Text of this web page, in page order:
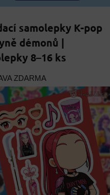
samolepky K-pop
démonů |
8–16 ks
ZDARMA